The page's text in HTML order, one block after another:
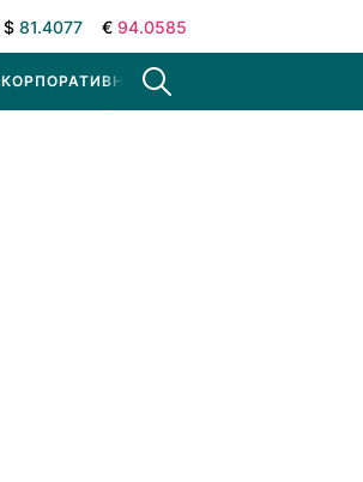
$ 81.4077 € 94.0585
КОРПОРАТИВНЫЕ НОВОСТИ